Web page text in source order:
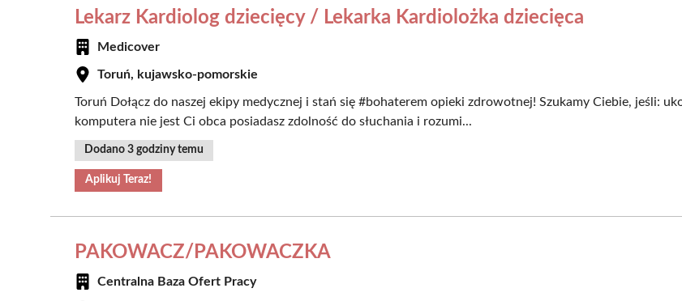
Lekarz Kardiolog dziecięcy / Lekarka Kardiolożka dziecięca
Medicover
Toruń, kujawsko-pomorskie
Toruń Dołącz do naszej ekipy medycznej i stań się #bohaterem opieki zdrowotnej! Szukamy Ciebie, jeśli​:
komputera nie jest Ci obca posiadasz zdolność do słuchania i rozumi...
Dodano 3 godziny temu
Aplikuj Teraz!
PAKOWACZ/PAKOWACZKA
Centralna Baza Ofert Pracy